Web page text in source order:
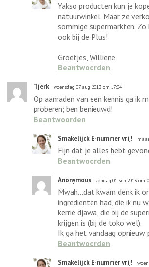
Yakso producten kun je
natuurwinkel. Maar ze
sommige supermarkten. Zo
ook bij de Plus!
Groetjes, Williene
Beantwoorden
Tjerk woensdag 07 aug 2013 om 17:04
Op aanraden van een kennis ga ik
proberen; ben benieuwd!
Beantwoorden
Smakelijck E-nummer vrij!
Fijn dat je alles hebt
Beantwoorden
Anonymous zondag 01 sep 2013 om
Mwah...dat kwam denk ik
ingrediënten had, die ik nu
kerrie djawa, die bij de
krijgen is (bij de toko wel).
Ik ga het vandaag opnieuw
Beantwoorden
Smakelijck E-nummer vrij!